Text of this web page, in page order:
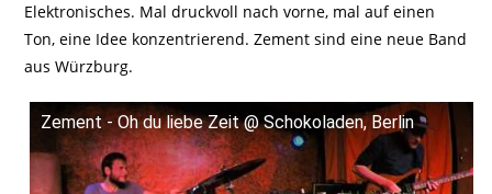
Elektronisches. Mal druckvoll nach vorne, mal auf einen
Ton, eine Idee konzentrierend. Zement sind eine neue Band
aus Würzburg.
Zement - Oh du liebe Zeit @ Schokoladen, Berlin